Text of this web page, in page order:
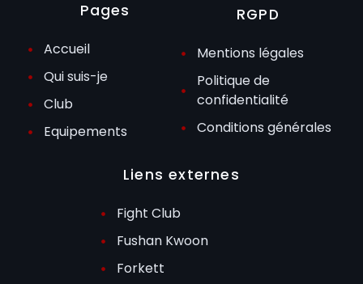
Pages
Accueil
Qui suis-je
Club
Equipements
RGPD
Mentions légales
Politique de
confidentialité
Conditions générales
Liens externes
Fight Club
Fushan Kwoon
Forkett